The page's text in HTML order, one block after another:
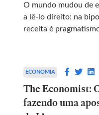
O mundo mudou de
a lê-lo direito: na
receita é
ECONOMIA
The Economist:
fazendo uma